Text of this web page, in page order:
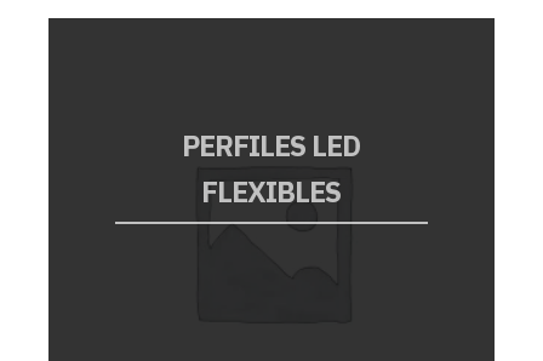
PERFILES LED
FLEXIBLES